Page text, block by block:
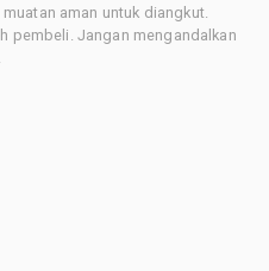
aman untuk diangkut.
pembeli. Jangan mengandalkan